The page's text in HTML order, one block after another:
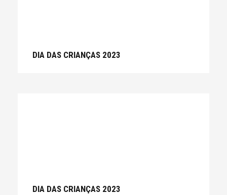
DIA DAS CRIANÇAS 2023
DIA DAS CRIANÇAS 2023